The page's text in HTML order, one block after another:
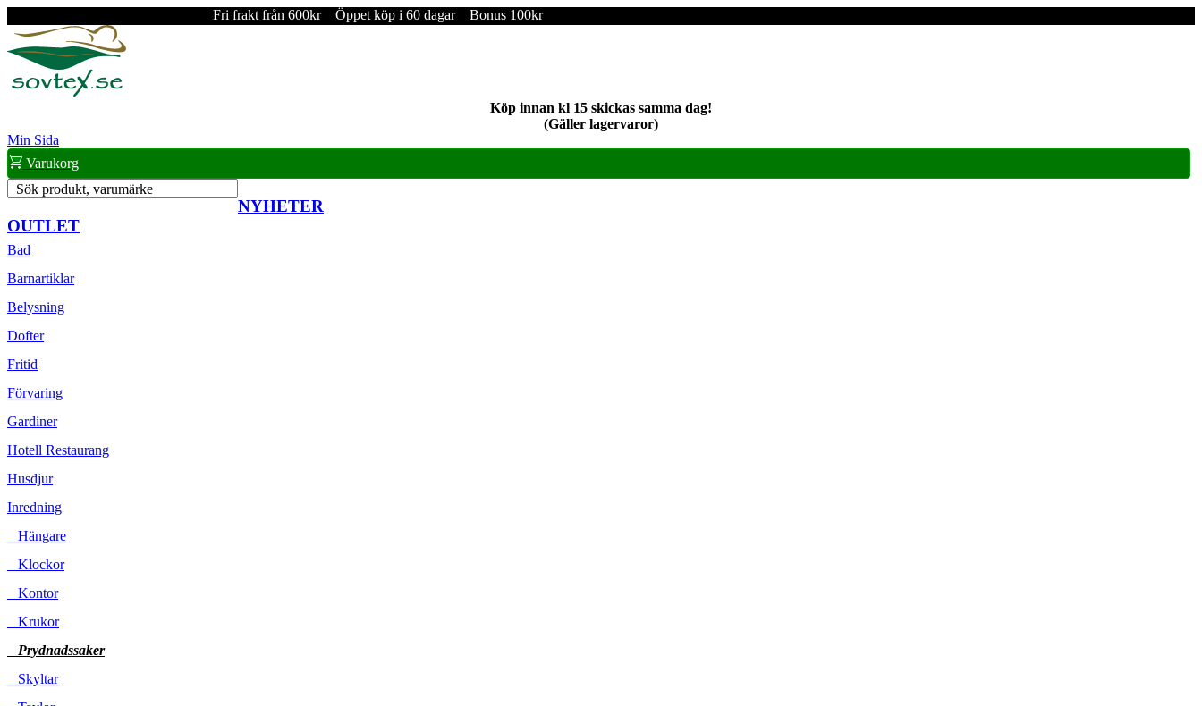
Fri frakt från 600kr Öppet köp i 60 dagar Bonus 100kr
Köp innan kl 15 skickas samma dag!
(Gäller lagervaror)
Min Sida
Varukorg
Sök produkt, varumärke
NYHETER
OUTLET
Bad
Barnartiklar
Belysning
Dofter
Fritid
Förvaring
Gardiner
Hotell Restaurang
Husdjur
Inredning
Hängare
Klockor
Kontor
Krukor
Prydnadssaker
Skyltar